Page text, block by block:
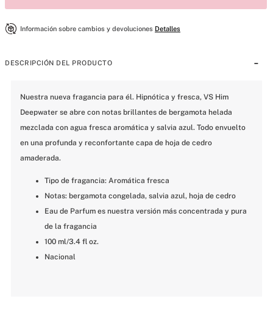
Información sobre cambios y devoluciones Detalles
DESCRIPCIÓN DEL PRODUCTO
Nuestra nueva fragancia para él. Hipnótica y fresca, VS Him
Deepwater se abre con notas brillantes de bergamota helada
mezclada con agua fresca aromática y salvia azul. Todo envuelto
en una profunda y reconfortante capa de hoja de cedro
amaderada.
Tipo de fragancia: Aromática fresca
Notas: bergamota congelada, salvia azul, hoja de cedro
Eau de Parfum es nuestra versión más concentrada y pura
de la fragancia
100 ml/3.4 fl oz.
Nacional